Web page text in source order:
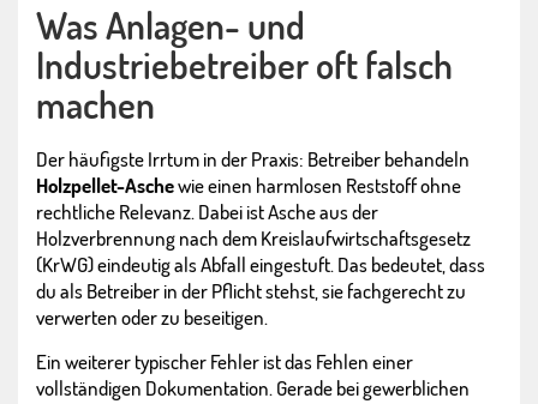
Was Anlagen- und
Industriebetreiber oft falsch
machen
Der häufigste Irrtum in der Praxis: Betreiber behandeln
Holzpellet-Aschewie einen harmlosen Reststoff ohne
rechtliche Relevanz. Dabei ist Asche aus der
Holzverbrennung nach dem Kreislaufwirtschaftsgesetz
(KrWG) eindeutig als Abfall eingestuft. Das bedeutet, dass
du als Betreiber in der Pflicht stehst, sie fachgerecht zu
verwerten oder zu beseitigen.
Ein weiterer typischer Fehler ist das Fehlen einer
vollständigen Dokumentation. Gerade bei gewerblichen